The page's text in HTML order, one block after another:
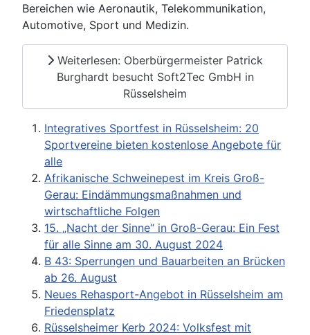
Bereichen wie Aeronautik, Telekommunikation,
Automotive, Sport und Medizin.
Weiterlesen: Oberbürgermeister Patrick
Burghardt besucht Soft2Tec GmbH in
Rüsselsheim
Integratives Sportfest in Rüsselsheim: 20
Sportvereine bieten kostenlose Angebote für
alle
Afrikanische Schweinepest im Kreis Groß-
Gerau: Eindämmungsmaßnahmen und
wirtschaftliche Folgen
15. „Nacht der Sinne“ in Groß-Gerau: Ein Fest
für alle Sinne am 30. August 2024
B 43: Sperrungen und Bauarbeiten an Brücken
ab 26. August
Neues Rehasport-Angebot in Rüsselsheim am
Friedensplatz
Rüsselsheimer Kerb 2024: Volksfest mit